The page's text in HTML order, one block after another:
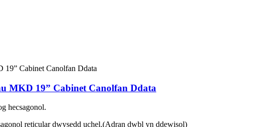
MKD 19” Cabinet Canolfan Ddata
hecsagonol.
reticular dwysedd uchel.(Adran dwbl yn ddewisol)